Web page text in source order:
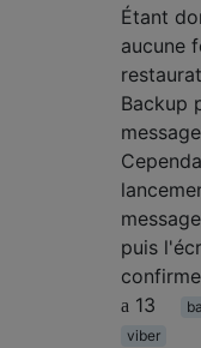
Étant
aucune
Backup
puis
13
viber